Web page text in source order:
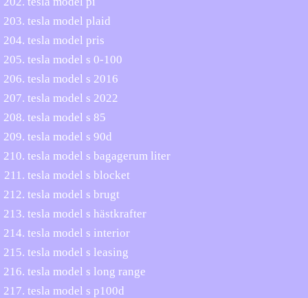
tesla model plaid
tesla model pris
tesla model s 0-100
tesla model s 2016
tesla model s 2022
tesla model s 85
tesla model s 90d
tesla model s bagagerum liter
tesla model s blocket
tesla model s brugt
tesla model s hästkrafter
tesla model s interior
tesla model s leasing
tesla model s long range
tesla model s p100d